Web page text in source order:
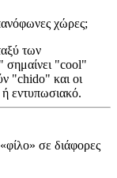
χώρες;
των
σημαίνει "cool"
"chido" και οι
εντυπωσιακό.
«φίλο» σε διάφορες